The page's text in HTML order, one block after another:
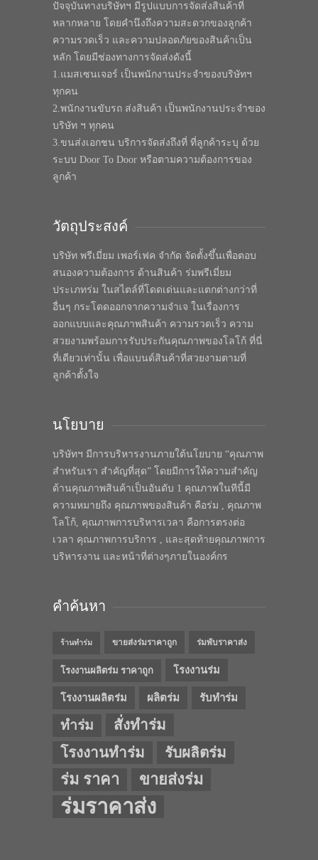
ปัจจุบันทางบริษัทฯ มีรูปแบบการจัดส่งสินค้าที่
หลากหลาย โดยคำนึงถึงความสะดวกของลูกค้า
ความรวดเร็ว และความปลอดภัยของสินค้าเป็น
หลัก โดยมีช่องทางการจัดส่งดังนี้
1.แมสเซนเจอร์ เป็นพนักงานประจำของบริษัทฯ
ทุกคน
2.พนักงานขับรถ ส่งสินค้า เป็นพนักงานประจำของ
บริษัท ฯ ทุกคน
3.ขนส่งเอกชน บริการจัดส่งถึงที่ ที่ลูกค้าระบุ ด้วย
ระบบ Door To Door หรือตามความต้องการของ
ลูกค้า
วัตถุประสงค์
บริษัท พรีเมี่ยม เพอร์เฟค จำกัด จัดตั้งขึ้นเพื่อตอบ
สนองความต้องการ ด้านสินค้า ร่มพรีเมี่ยม
ประเภทร่ม ในสไตล์ที่โดดเด่นและแตกต่างกว่าที่
อื่นๆ กระโดดออกจากความจำเจ ในเรื่องการ
ออกแบบและคุณภาพสินค้า ความรวดเร็ว ความ
สวยงามพร้อมการรับประกันคุณภาพของโลโก้ ที่นี่
ที่เดียวเท่านั้น เพื่อแบนด์สินค้าที่สวยงามตามที่
ลูกค้าตั้งใจ
นโยบาย
บริษัทฯ มีการบริหารงานภายใต้นโยบาย “คุณภาพ
สำหรับเรา สำคัญที่สุด” โดยมีการให้ความสำคัญ
ด้านคุณภาพสินค้าเป็นอันดับ 1 คุณภาพในทีนี้มี
ความหมายถึง คุณภาพของสินค้า คือร่ม , คุณภาพ
โลโก้, คุณภาพการบริหารเวลา คือการตรงต่อ
เวลา คุณภาพการบริการ , และสุดท้ายคุณภาพการ
บริหารงาน และหน้าที่ต่างๆภายในองค์กร
คำค้นหา
ร้านทำร่ม ขายส่งร่มราคาถูก ร่มพับราคาส่ง
โรงงานผลิตร่ม ราคาถูก โรงงานร่ม
โรงงานผลิตร่ม ผลิตร่ม รับทำร่ม
ทำร่ม
สั่งทำร่ม
โรงงานทำร่ม
รับผลิตร่ม
ร่ม ราคา ขายส่งร่ม
ร่มราคาส่ง